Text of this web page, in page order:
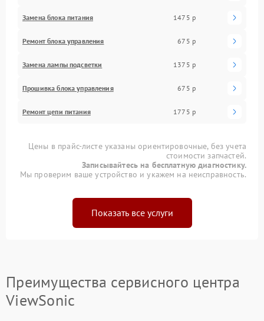
Замена блока питания 1475 р
Ремонт блока управления 675 р
Замена лампы подсветки 1375 р
Прошивка блока управления 675 р
Ремонт цепи питания 1775 р
Цены в прайс-листе указаны ориентировочные, без учета
стоимости запчастей.
Записывайтесь на бесплатную диагностику.
Мы проверим ваше устройство и укажем на неисправность.
Показать все услуги
Преимущества сервисного центра
ViewSonic